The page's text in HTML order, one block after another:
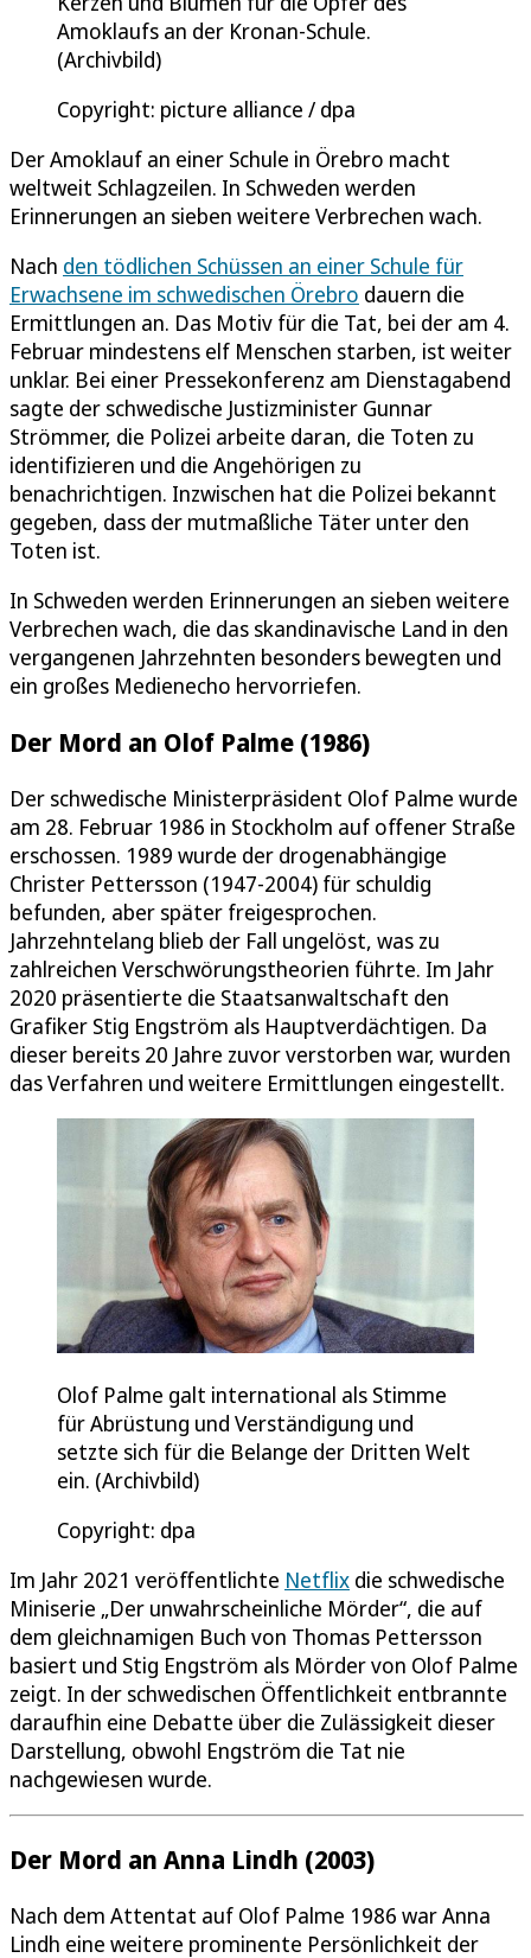
Amoklaufs an der Kronan-Schule.
(Archivbild)
Copyright: picture alliance / dpa
Der Amoklauf an einer Schule in Örebro macht
weltweit Schlagzeilen. In Schweden werden
Erinnerungen an sieben weitere Verbrechen wach.
Nach den tödlichen Schüssen an einer Schule für
Erwachsene im schwedischen Örebro dauern die
Ermittlungen an. Das Motiv für die Tat, bei der am 4.
Februar mindestens elf Menschen starben, ist weiter
unklar. Bei einer Pressekonferenz am Dienstagabend
sagte der schwedische Justizminister Gunnar
Strömmer, die Polizei arbeite daran, die Toten zu
identifizieren und die Angehörigen zu
benachrichtigen. Inzwischen hat die Polizei bekannt
gegeben, dass der mutmaßliche Täter unter den
Toten ist.
In Schweden werden Erinnerungen an sieben weitere
Verbrechen wach, die das skandinavische Land in den
vergangenen Jahrzehnten besonders bewegten und
ein großes Medienecho hervorriefen.
Der Mord an Olof Palme (1986)
Der schwedische Ministerpräsident Olof Palme wurde
am 28. Februar 1986 in Stockholm auf offener Straße
erschossen. 1989 wurde der drogenabhängige
Christer Pettersson (1947-2004) für schuldig
befunden, aber später freigesprochen.
Jahrzehntelang blieb der Fall ungelöst, was zu
zahlreichen Verschwörungstheorien führte. Im Jahr
2020 präsentierte die Staatsanwaltschaft den
Grafiker Stig Engström als Hauptverdächtigen. Da
dieser bereits 20 Jahre zuvor verstorben war, wurden
das Verfahren und weitere Ermittlungen eingestellt.
Olof Palme galt international als Stimme
für Abrüstung und Verständigung und
setzte sich für die Belange der Dritten Welt
ein. (Archivbild)
Copyright: dpa
Im Jahr 2021 veröffentlichte Netflix die schwedische
Miniserie „Der unwahrscheinliche Mörder“, die auf
dem gleichnamigen Buch von Thomas Pettersson
basiert und Stig Engström als Mörder von Olof Palme
zeigt. In der schwedischen Öffentlichkeit entbrannte
daraufhin eine Debatte über die Zulässigkeit dieser
Darstellung, obwohl Engström die Tat nie
nachgewiesen wurde.
Der Mord an Anna Lindh (2003)
Nach dem Attentat auf Olof Palme 1986 war Anna
Lindh eine weitere prominente Persönlichkeit der